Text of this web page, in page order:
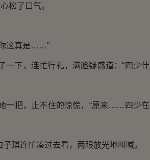
松了口气。
这真是……”
下，连忙行礼，满脸疑惑道：“四少什
把，止不住的惊慌，“原来……四少在
连忙凑过去看，两眼放光地叫喊。